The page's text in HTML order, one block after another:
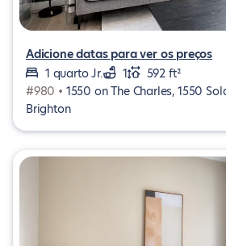
Adicione datas para ver os preços
1 quarto Jr.
1
592 ft²
#980 • 1550 on The Charles, 1550
Brighton